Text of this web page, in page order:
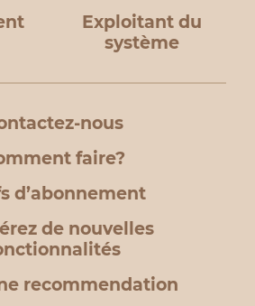
Exploitant du
système
nous
faire?
d’abonnement
de nouvelles
recommendation